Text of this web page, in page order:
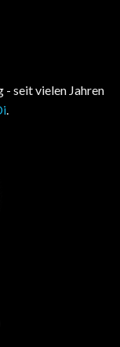
- seit vielen Jahren
.